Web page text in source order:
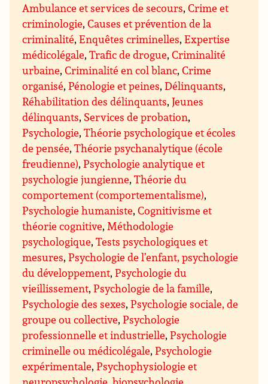
Ambulance et services de secours,Crime et
criminologie,Causes et prévention de la
criminalité,Enquêtes criminelles,Expertise
médicolégale,Trafic de drogue,Criminalité
urbaine,Criminalité en col blanc,Crime
organisé,Pénologie et peines,Délinquants,
Réhabilitation des délinquants,Jeunes
délinquants, Services de probation,
Psychologie,Théorie psychologique et écoles
de pensée,Théorie psychanalytique (école
freudienne),Psychologie analytique et
psychologie jungienne,Théorie du
comportement (comportementalisme),
Psychologie humaniste,Cognitivisme et
théorie cognitive,Méthodologie
psychologique,Tests psychologiques et
mesures,Psychologie de l’enfant, psychologie
du développement,Psychologie du
vieillissement,Psychologie de la famille,
Psychologie des sexes,Psychologie sociale, de
groupe ou collective,Psychologie
professionnelle et industrielle,Psychologie
criminelle ou médicolégale,Psychologie
expérimentale,Psychophysiologie et